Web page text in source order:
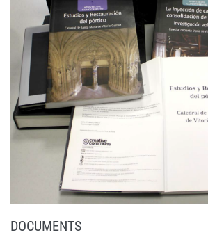
DOCUMENTS